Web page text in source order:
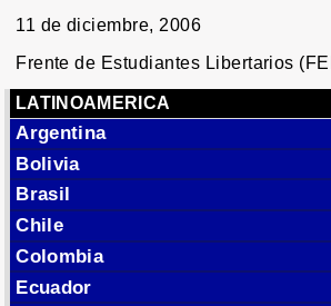
11 de diciembre, 2006
Frente de Estudiantes Libertarios
LATINOAMERICA
Argentina
Bolivia
Brasil
Chile
Colombia
Ecuador